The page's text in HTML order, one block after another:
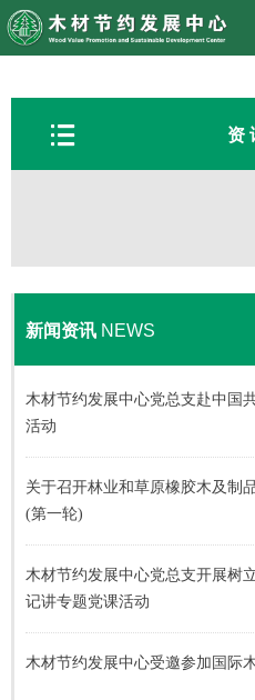
新闻资讯 NEWS
木材节约发展中心党总支赴中国
活动
关于召开林业和草原橡胶木及制
(第一轮)
木材节约发展中心党总支开展树
记讲专题党课活动
木材节约发展中心受邀参加国际
资
뀑